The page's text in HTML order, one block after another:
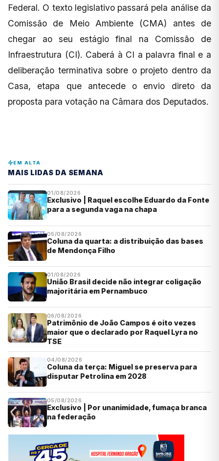
Federal. O texto legislativo passará pela análise da
Comissão de Meio Ambiente (CMA) antes de
chegar ao seu estágio final na Comissão de
Infraestrutura (CI). Caberá à CI a palavra final e a
deliberação terminativa sobre o projeto dentro da
Casa, etapa que antecede o envio direto da
proposta para votação na Câmara dos Deputados.
EM ALTA
MAIS LIDAS DA SEMANA
01/08/2026
Exclusivo | Raquel escolhe Eduardo da Fonte
para a segunda vaga na chapa
05/08/2026
Coluna da quarta: a distribuição das bases
de Mendonça Filho
01/08/2026
União Brasil decide não integrar coligação
majoritária em Pernambuco
06/08/2026
Patrimônio de João Campos é oito vezes
maior que o declarado por Raquel Lyra no
TSE
04/08/2026
Coluna da terça: Miguel se preserva para
disputar Petrolina em 2028
05/08/2026
Exclusivo | Por unanimidade, fumaça branca
na federação